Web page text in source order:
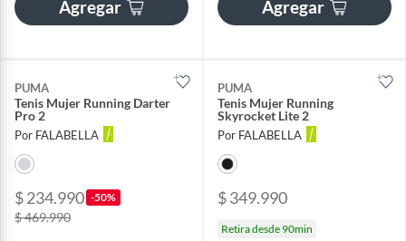
Agregar Agregar
PUMA
Tenis Mujer Running Darter
Pro 2
Por FALABELLA
$ 234.990 -50%
$ 469.990
PUMA
Tenis Mujer Running
Skyrocket Lite 2
Por FALABELLA
$ 349.990
Retira desde 90min